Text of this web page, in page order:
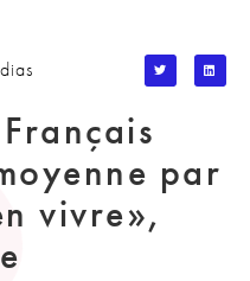
par
vivre»,